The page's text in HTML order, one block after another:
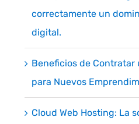
correctamente un
digital.
Beneficios de Contratar
para Nuevos
Cloud Web Hosting: La